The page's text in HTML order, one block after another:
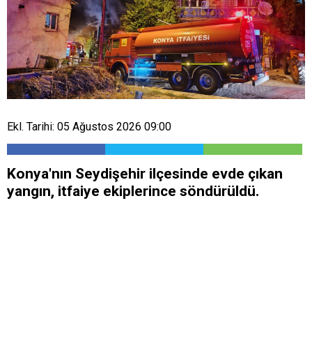
Ekl. Tarihi: 05 Ağustos 2026 09:00
Konya'nın Seydişehir ilçesinde evde çıkan
yangın, itfaiye ekiplerince söndürüldü.